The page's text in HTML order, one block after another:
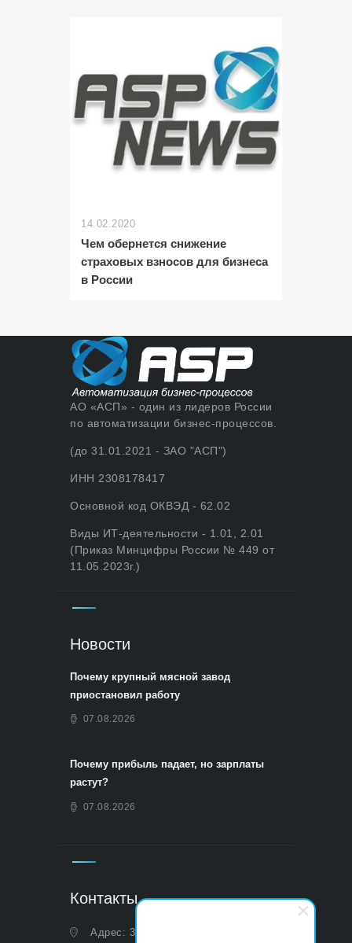
14.02.2020
Чем обернется снижение
страховых взносов для бизнеса
в России
АО «АСП» - один из лидеров России
по автоматизации бизнес-процессов.
(до 31.01.2021 - ЗАО "АСП")
ИНН 2308178417
Основной код ОКВЭД - 62.02
Виды ИТ-деятельности - 1.01, 2.01
(Приказ Минцифры России № 449 от
11.05.2023г.)
Новости
Почему крупный мясной завод
приостановил работу
07.08.2026
Почему прибыль падает, но зарплаты
растут?
07.08.2026
Контакты
Адрес: 350051, Краснодарский край,